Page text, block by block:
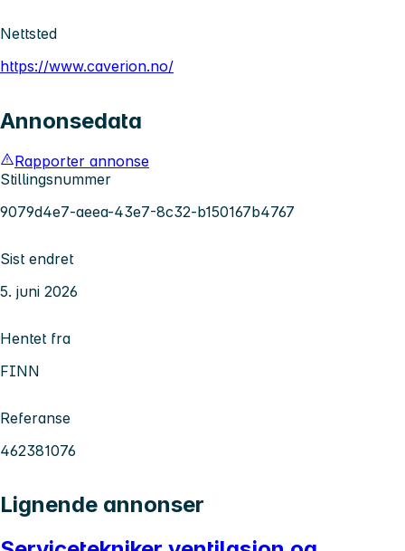
Nettsted
https://www.caverion.no/
Annonsedata
Rapporter annonse
Stillingsnummer
9079d4e7-aeea-43e7-8c32-b150167b4767
Sist endret
5. juni 2026
Hentet fra
FINN
Referanse
462381076
Lignende annonser